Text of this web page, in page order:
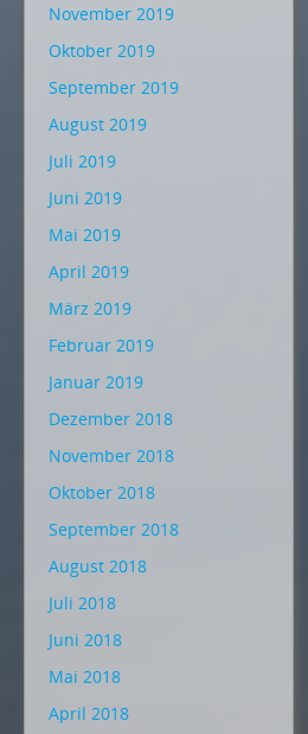
November 2019
Oktober 2019
September 2019
August 2019
Juli 2019
Juni 2019
Mai 2019
April 2019
März 2019
Februar 2019
Januar 2019
Dezember 2018
November 2018
Oktober 2018
September 2018
August 2018
Juli 2018
Juni 2018
Mai 2018
April 2018